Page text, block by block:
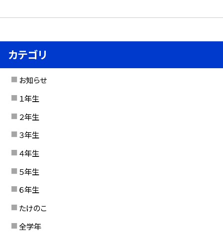
カテゴリ
お知らせ
１年生
２年生
３年生
４年生
５年生
６年生
たけのこ
全学年